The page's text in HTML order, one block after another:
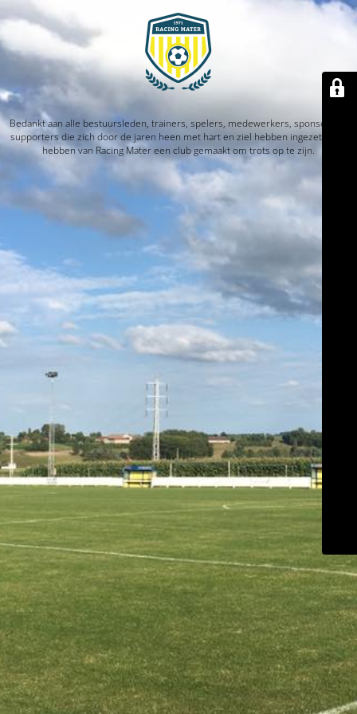
Bedankt aan alle bestuursleden, trainers, spelers, medewerkers, sponsors en
supporters die zich door de jaren heen met hart en ziel hebben ingezet. Jullie
hebben van Racing Mater een club gemaakt om trots op te zijn.